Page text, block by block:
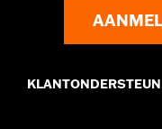
Windschermhoogte
Hoogte windscherm: